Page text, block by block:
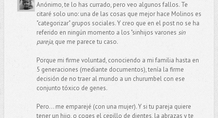
Anónimo, te lo has currado, pero veo algunos fallos. Te
citaré solo uno: una de las cosas que mejor hace Molinos es
"categorizar" grupos sociales. Y creo que en el post no se ha
referido en ningún momento a los "sinhijos varones sin
pareja, que me parece tu caso.
Porque mi firme voluntad, conociendo a mi familia hasta en
5 generaciones (mediante documentos), tenía la firme
decisión de no traer al mundo a un churumbel con ese
conjunto tóxico de genes.
Pero... me emparejé (con una mujer). Y si tu pareja quiere
tener un hijo, o coges el cepillo de dientes, la abrazas y te